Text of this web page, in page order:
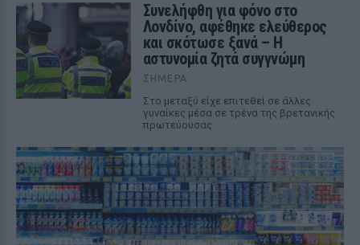
Συνελήφθη για φόνο στο
Λονδίνο, αφέθηκε ελεύθερος
και σκότωσε ξανά – Η
αστυνομία ζητά συγγνώμη
ΣΉΜΕΡΑ
Στο μεταξύ είχε επιτεθεί σε άλλες
γυναίκες μέσα σε τρένα της βρετανικής
πρωτεύουσας